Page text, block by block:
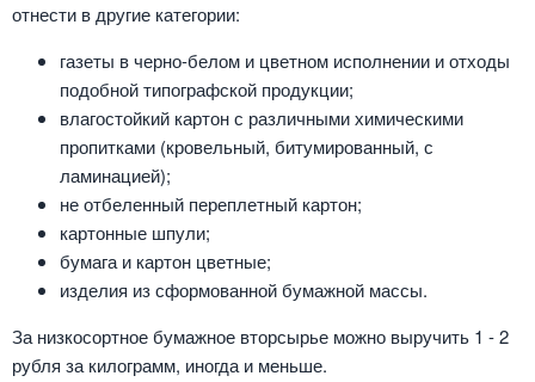
отнести в другие категории:
газеты в черно-белом и цветном исполнении и отходы
подобной типографской продукции;
влагостойкий картон с различными химическими
пропитками (кровельный, битумированный, с
ламинацией);
не отбеленный переплетный картон;
картонные шпули;
бумага и картон цветные;
изделия из сформованной бумажной массы.
За низкосортное бумажное вторсырье можно выручить 1 - 2
рубля за килограмм, иногда и меньше.